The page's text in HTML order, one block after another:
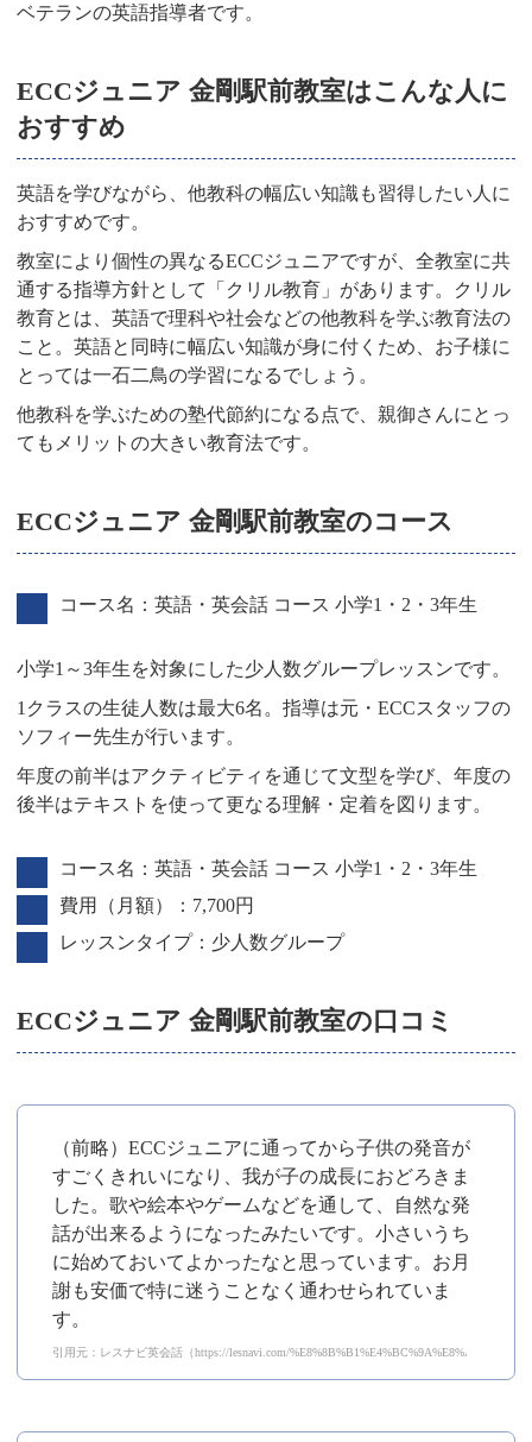
ベテランの英語指導者です。
ECCジュニア 金剛駅前教室はこんな人に
おすすめ
英語を学びながら、他教科の幅広い知識も習得したい人に
おすすめです。
教室により個性の異なるECCジュニアですが、全教室に共
通する指導方針として「クリル教育」があります。クリル
教育とは、英語で理科や社会などの他教科を学ぶ教育法の
こと。英語と同時に幅広い知識が身に付くため、お子様に
とっては一石二鳥の学習になるでしょう。
他教科を学ぶための塾代節約になる点で、親御さんにとっ
てもメリットの大きい教育法です。
ECCジュニア 金剛駅前教室のコース
コース名：英語・英会話 コース 小学1・2・3年生
小学1～3年生を対象にした少人数グループレッスンです。
1クラスの生徒人数は最大6名。指導は元・ECCスタッフの
ソフィー先生が行います。
年度の前半はアクティビティを通じて文型を学び、年度の
後半はテキストを使って更なる理解・定着を図ります。
コース名：英語・英会話 コース 小学1・2・3年生
費用（月額）：7,700円
レッスンタイプ：少人数グループ
ECCジュニア 金剛駅前教室の口コミ
（前略）ECCジュニアに通ってから子供の発音が
すごくきれいになり、我が子の成長におどろきま
した。歌や絵本やゲームなどを通して、自然な発
話が出来るようになったみたいです。小さいうち
に始めておいてよかったなと思っています。お月
謝も安価で特に迷うことなく通わせられていま
す。
引用元：レスナビ英会話（https://lesnavi.com/%E8%8B%B1%E4%BC%9A%E8%A9%B1/